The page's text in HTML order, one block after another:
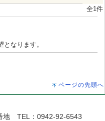
全1件
なります。
ページの先頭へ
地 TEL：0942-92-6543